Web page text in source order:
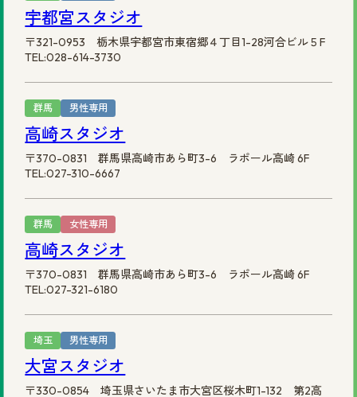
宇都宮スタジオ
〒321-0953 栃木県宇都宮市東宿郷４丁目1-28河合ビル５F
TEL:028-614-3730
群馬 男性専用
高崎スタジオ
〒370-0831 群馬県高崎市あら町3-6 ラポール高崎 6F
TEL:027-310-6667
群馬 女性専用
高崎スタジオ
〒370-0831 群馬県高崎市あら町3-6 ラポール高崎 6F
TEL:027-321-6180
埼玉 男性専用
大宮スタジオ
〒330-0854 埼玉県さいたま市大宮区桜木町1-132 第2高